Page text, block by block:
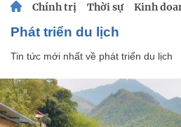
Chính trị Thời sự Kinh
phát triển du lịch
Tin tức mới nhất về phát triển du lịch